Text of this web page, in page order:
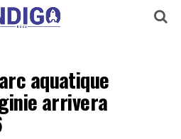
aquatique
arrivera